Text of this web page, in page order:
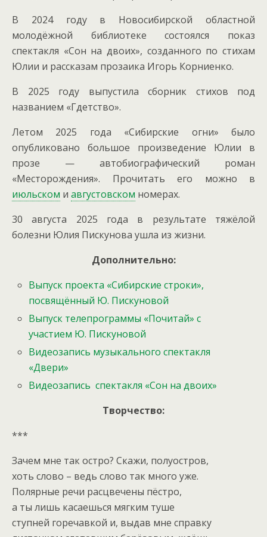
В 2024 году в Новосибирской областной
молодёжной библиотеке состоялся показ
спектакля «Сон на двоих», созданного по стихам
Юлии и рассказам прозаика Игорь Корниенко.
В 2025 году выпустила сборник стихов под
названием «Гдетство».
Летом 2025 года «Сибирские огни» было
опубликовано большое произведение Юлии в
прозе — автобиографический роман
«Месторождения». Прочитать его можно в
июльском и августовском номерах.
30 августа 2025 года в результате тяжёлой
болезни Юлия Пискунова ушла из жизни.
Дополнительно:
Выпуск проекта «Сибирские строки»,
посвящённый Ю. Пискуновой
Выпуск телепрограммы «Почитай» с
участием Ю. Пискуновой
Видеозапись музыкального спектакля
«Двери»
Видеозапись спектакля «Сон на двоих»
Творчество:
***
Зачем мне так остро? Скажи, полуостров,
хоть слово – ведь слово так много уже.
Полярные речи расцвечены пёстро,
а ты лишь касаешься мягким туше
ступней горечавкой и, выдав мне справку